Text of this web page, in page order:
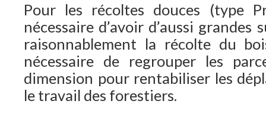
Pour les récoltes douces (type
nécessaire d’avoir d’aussi grandes
raisonnablement la récolte du
nécessaire de regrouper les
dimension pour rentabiliser les
le travail des forestiers.